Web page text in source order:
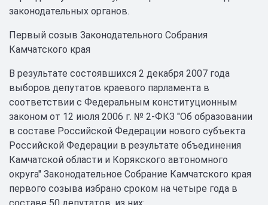
законодательных органов.
Первый созыв Законодательного Собрания
Камчатского края
В результате состоявшихся 2 декабря 2007 года
выборов депутатов краевого парламента в
соответствии с Федеральным конституционным
законом от 12 июля 2006 г. № 2-ФКЗ "Об образовании
в составе Российской Федерации нового субъекта
Российской Федерации в результате объединения
Камчатской области и Корякского автономного
округа" Законодательное Собрание Камчатского края
первого созыва избрано сроком на четыре года в